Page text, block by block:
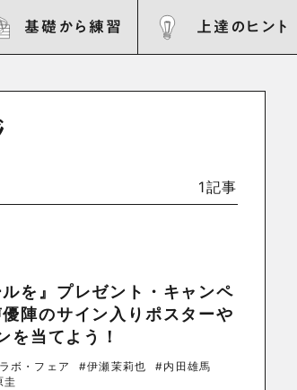
基礎から練習 上達のヒント
1記事
を』プレゼント・キャンペ
陣のサイン入りポスターや
を当てよう！
ボ・フェア #伊瀬茉莉也
#内田雄馬
圭